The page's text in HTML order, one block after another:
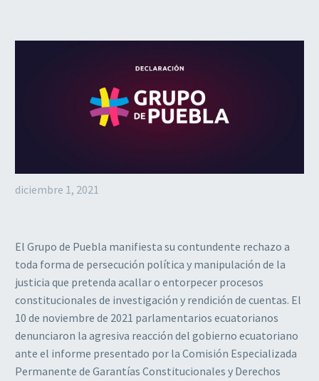
diciembre 1, 2021
El Grupo de Puebla manifiesta su contundente rechazo a
toda forma de persecución política y manipulación de la
justicia que pretenda acallar o entorpecer procesos
constitucionales de investigación y rendición de cuentas. El
10 de noviembre de 2021 parlamentarios ecuatorianos
denunciaron la agresiva reacción del gobierno ecuatoriano
ante el informe presentado por la Comisión Especializada
Permanente de Garantías Constitucionales y Derechos